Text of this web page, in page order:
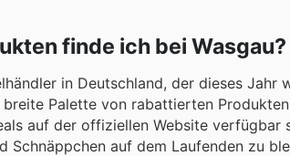
finde ich bei Wasgau?
in Deutschland, der dieses
Palette von rabattierten
auf der offiziellen Website verfügbar
Schnäppchen auf dem Laufenden zu